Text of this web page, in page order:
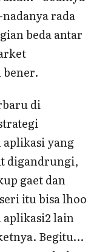
rada
beda antar
di
aplikasi yang
digandrungi,
gaet dan
itu bisa lhoo
aplikasi2 lain
Begitu…